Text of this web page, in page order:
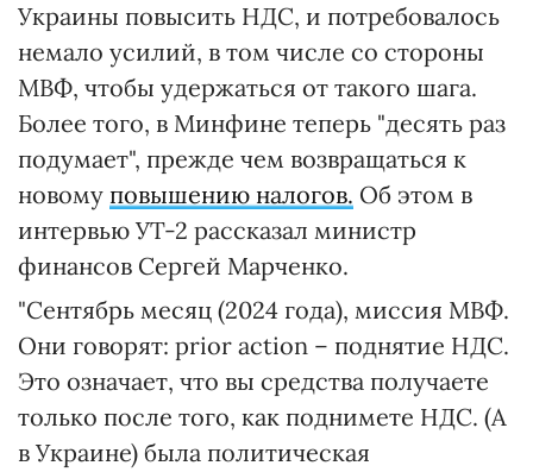
Украины повысить НДС, и потребовалось
немало усилий, в том числе со стороны
МВФ, чтобы удержаться от такого шага.
Более того, в Минфине теперь "десять раз
подумает", прежде чем возвращаться к
новому повышению налогов. Об этом в
интервью УТ-2 рассказал министр
финансов Сергей Марченко.
"Сентябрь месяц (2024 года), миссия МВФ.
Они говорят: prior action – поднятие НДС.
Это означает, что вы средства получаете
только после того, как поднимете НДС. (А
в Украине) была политическая